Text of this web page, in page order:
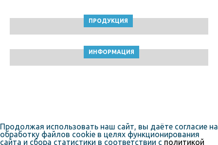
ПРОДУКЦИЯ
ИНФОРМАЦИЯ
Продолжая использовать наш сайт, вы даёте согласие на
обработку файлов cookie в целях функционирования
сайта и сбора статистики в соответствии с политикой